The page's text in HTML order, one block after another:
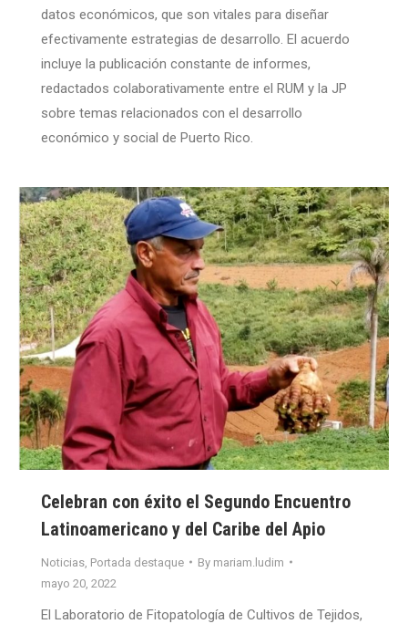
datos económicos, que son vitales para diseñar
efectivamente estrategias de desarrollo. El acuerdo
incluye la publicación constante de informes,
redactados colaborativamente entre el RUM y la JP
sobre temas relacionados con el desarrollo
económico y social de Puerto Rico.
Celebran con éxito el Segundo Encuentro
Latinoamericano y del Caribe del Apio
Noticias Portada destaque By mariam.ludim
mayo 20, 2022
El Laboratorio de Fitopatología de Cultivos de Tejidos,